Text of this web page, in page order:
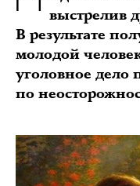
выстрелив
В результате
молодой
уголовное дело
по